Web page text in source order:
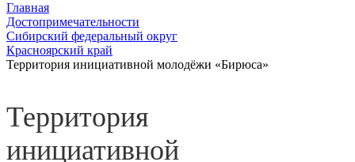
Главная
Достопримечательности
Сибирский федеральный округ
Красноярский край
Территория инициативной молодёжи «Бирюса»
Территория
инициативной